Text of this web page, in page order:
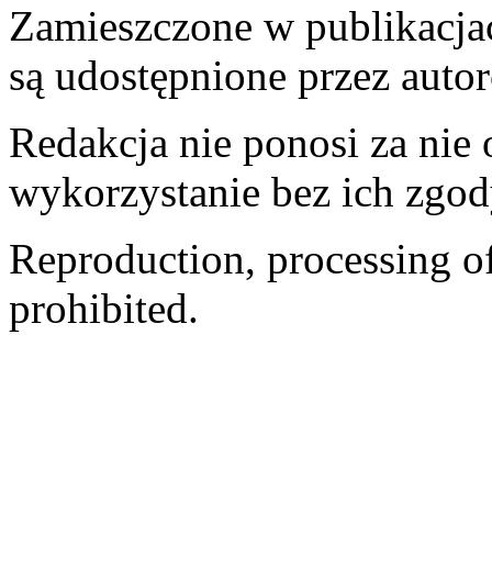
Zamieszczone w
są udostępnione przez
Redakcja nie ponosi za
wykorzystanie bez ich
Reproduction, processing
prohibited.